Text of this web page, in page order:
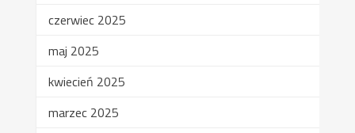
czerwiec 2025
maj 2025
kwiecień 2025
marzec 2025